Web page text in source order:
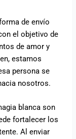
de envío
el objetivo de
de amor y
estamos
persona se
nosotros.
blanca son
fortalecer los
Al enviar